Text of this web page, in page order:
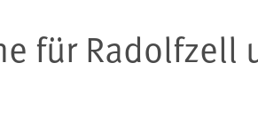
für Radolfzell